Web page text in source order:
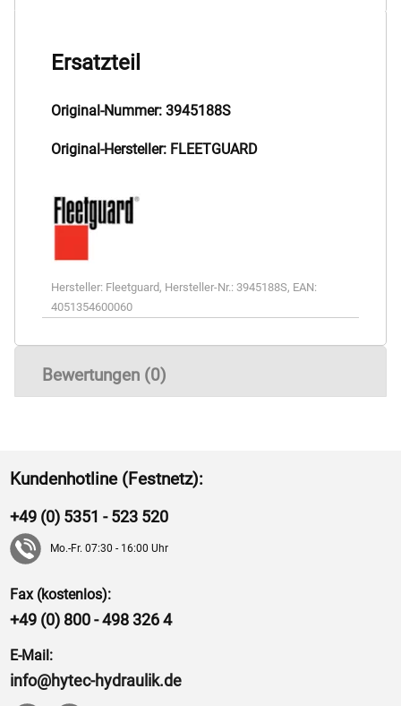
Ersatzteil
Original-Nummer: 3945188S
Original-Hersteller: FLEETGUARD
Hersteller: Fleetguard , Hersteller-Nr.: 3945188S, EAN:
4051354600060
Bewertungen (0)
Kundenhotline (Festnetz):
+49 (0) 5351 - 523 520
Mo.-Fr. 07:30 - 16:00 Uhr
Fax (kostenlos):
+49 (0) 800 - 498 326 4
E-Mail:
info@hytec-hydraulik.de